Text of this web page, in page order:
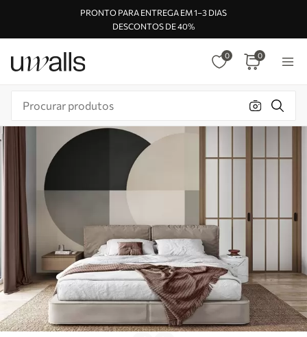
PRONTO PARA ENTREGA EM 1–3 DIAS
DESCONTOS DE 40%
0 0